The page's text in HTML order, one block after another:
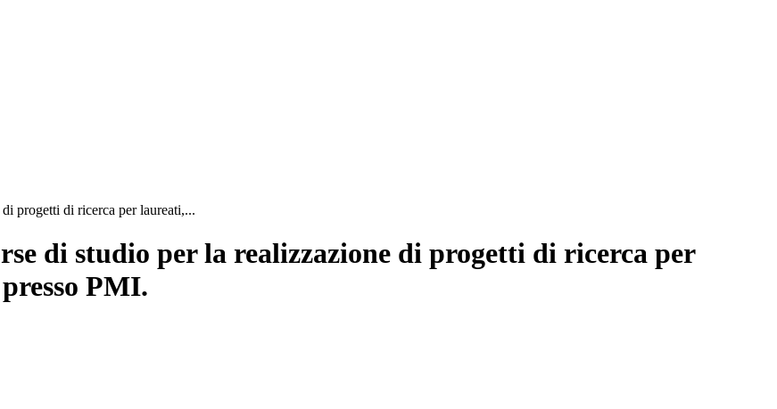
progetti di ricerca per laureati,...
di studio per la realizzazione di progetti di ricerca per
PMI.